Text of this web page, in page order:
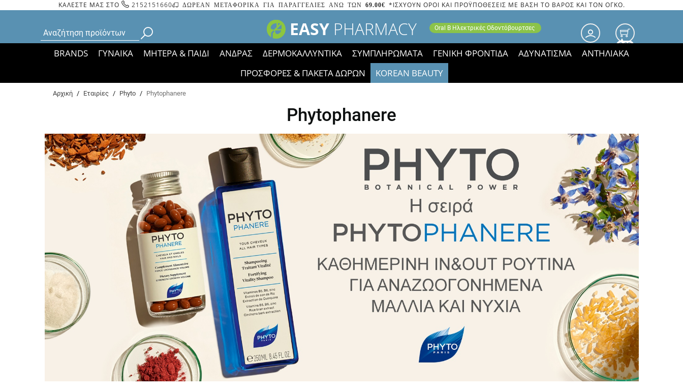
ΚΑΛΕΣΤΕ ΜΑΣ ΣΤΟ 2152151660 ΔΩΡΕΑΝ ΜΕΤΑΦΟΡΙΚΑ ΓΙΑ ΠΑΡΑΓΓΕΛΙΕΣ ΑΝΩ ΤΩΝ 69.00€ *ΙΣΧΥΟΥΝ ΟΡΟΙ ΚΑΙ ΠΡΟΫΠΟΘΕΣΕΙΣ ΜΕ ΒΑΣΗ ΤΟ ΒΑΡΟΣ ΚΑΙ ΤΟΝ ΟΓΚΟ.
EASY PHARMACY Oral B Ηλεκτρικές Οδοντόβουρτσες
0.00
BRANDS ΓΥΝΑΙΚΑ ΜΗΤΕΡΑ & ΠΑΙΔΙ ΑΝΔΡΑΣ ΔΕΡΜΟΚΑΛΛΥΝΤΙΚΑ ΣΥΜΠΛΗΡΩΜΑΤΑ ΓΕΝΙΚΗ ΦΡΟΝΤΙΔΑ ΑΔΥΝΑΤΙΣΜΑ
ΑΝΤΗΛΙΑΚΑ
ΠΡΟΣΦΟΡΕΣ & ΠΑΚΕΤΑ ΔΩΡΩΝ
KOREAN BEAUTY
Bάσει ΦΕΚ 35935/2023 τα εικονίδια των εκπτώσεων έφυγαν, οι χαμηλές μας τιμές ΠΑΡΑΜΕΝΟΥΝ!
Αρχική / Εταιρίες / Phyto / Phytophanere
Phytophanere